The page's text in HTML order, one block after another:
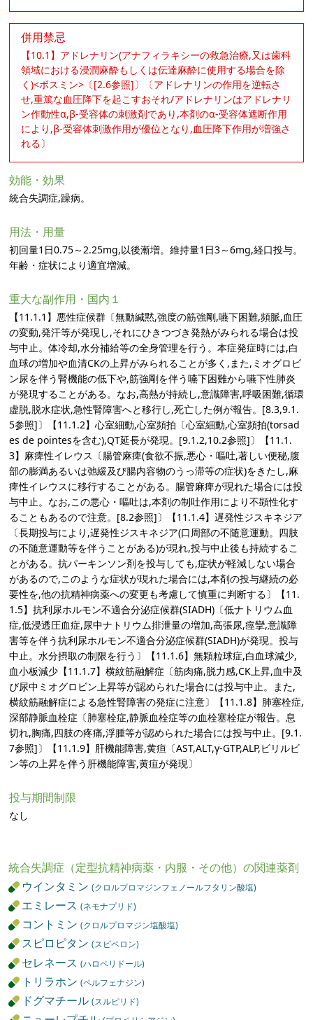
併用禁忌
【10.1】アドレナリン(アナフィラキシーの救急治療,又は歯科
領域における浸潤麻酔もしくは伝達麻酔に使用する場合を除
く)<ボスミン>〔[2.6参照]〕〔アドレナリンの作用を逆転さ
せ,重篤な血圧降下を起こすおそれ/アドレナリンはアドレナリ
ン作動性α,β-受容体の刺激剤であり,本剤のα-受容体遮断作用
により,β-受容体刺激作用が優位となり,血圧降下作用が増強さ
れる〕
効能・効果
統合失調症,躁病。
用法・用量
初回量1日0.75～2.25mg,以後漸増。維持量1日3～6mg,経口投与。
年齢・症状により適宜増減。
重大な副作用・国内１
【11.1.1】悪性症候群〔無動緘黙,強度の筋強剛,嚥下困難,頻脈,血圧
の変動,発汗等が発現し,それにひきつづき発熱がみられる場合は投
与中止。体冷却,水分補給等の全身管理を行う。本症発症時には,白
血球の増加や血清CKの上昇がみられることが多く,また,ミオグロビ
ン尿を伴う腎機能の低下や,筋強剛を伴う嚥下困難から嚥下性肺炎
が発現することがある。なお,高熱が持続し,意識障害,呼吸困難,循環
虚脱,脱水症状,急性腎障害へと移行し,死亡した例が報告。[8.3,9.1.
5参照]〕【11.1.2】心室細動,心室頻拍〔心室細動,心室頻拍(torsad
es de pointesを含む),QT延長が発現。[9.1.2,10.2参照]〕【11.1.
3】麻痺性イレウス〔腸管麻痺(食欲不振,悪心・嘔吐,著しい便秘,腹
部の膨満あるいは弛緩及び腸内容物のうっ滞等の症状)をきたし,麻
痺性イレウスに移行することがある。腸管麻痺が現れた場合には投
与中止。なお,この悪心・嘔吐は,本剤の制吐作用により不顕性化す
ることもあるので注意。[8.2参照]〕【11.1.4】遅発性ジスキネジア
〔長期投与により,遅発性ジスキネジア(口周部の不随意運動。四肢
の不随意運動等を伴うことがある)が現れ,投与中止後も持続するこ
とがある。抗パーキンソン剤を投与しても,症状が軽減しない場合
があるので,このような症状が現れた場合には,本剤の投与継続の必
要性を,他の抗精神病薬への変更も考慮して慎重に判断する〕【11.
1.5】抗利尿ホルモン不適合分泌症候群(SIADH)〔低ナトリウム血
症,低浸透圧血症,尿中ナトリウム排泄量の増加,高張尿,痙攣,意識障
害等を伴う抗利尿ホルモン不適合分泌症候群(SIADH)が発現。投与
中止。水分摂取の制限を行う〕【11.1.6】無顆粒球症,白血球減少,
血小板減少【11.1.7】横紋筋融解症〔筋肉痛,脱力感,CK上昇,血中及
び尿中ミオグロビン上昇等が認められた場合には投与中止。また,
横紋筋融解症による急性腎障害の発症に注意〕【11.1.8】肺塞栓症,
深部静脈血栓症〔肺塞栓症,静脈血栓症等の血栓塞栓症が報告。息
切れ,胸痛,四肢の疼痛,浮腫等が認められた場合には投与中止。[9.1.
7参照]〕【11.1.9】肝機能障害,黄疸〔AST,ALT,γ-GTP,ALP,ビリルビ
ン等の上昇を伴う肝機能障害,黄疸が発現〕
投与期間制限
なし
統合失調症（定型抗精神病薬・内服・その他）の関連薬剤
ウインタミン(クロルプロマジンフェノールフタリン酸塩)
エミレース(ネモナプリド)
コントミン(クロルプロマジン塩酸塩)
スピロピタン(スピペロン)
セレネース(ハロペリドール)
トリラホン(ペルフェナジン)
ドグマチール(スルピリド)